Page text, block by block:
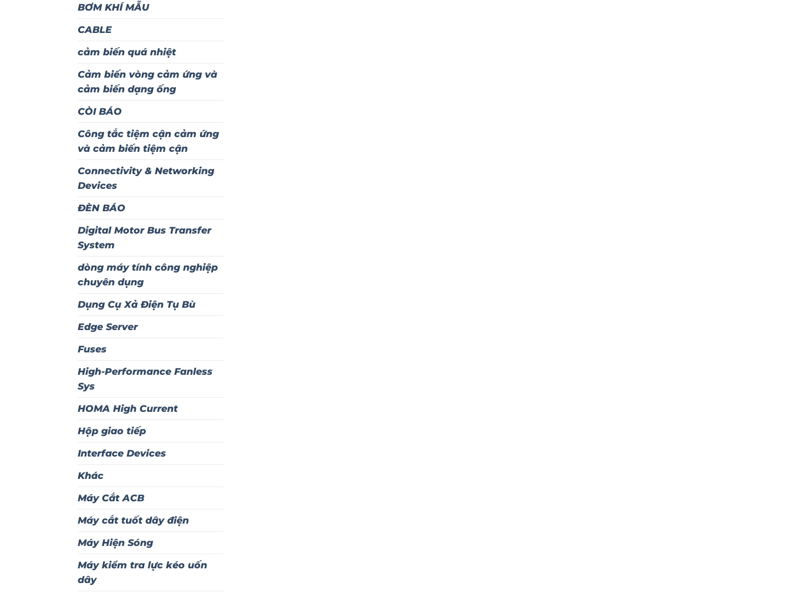
BƠM KHÍ MẪU
CABLE
cảm biến quá nhiệt
Cảm biến vòng cảm ứng và
cảm biến dạng ống
CÒI BÁO
Công tắc tiệm cận cảm ứng
và cảm biến tiệm cận
Connectivity & Networking
Devices
ĐÈN BÁO
Digital Motor Bus Transfer
System
dòng máy tính công nghiệp
chuyên dụng
Dụng Cụ Xả Điện Tụ Bù
Edge Server
Fuses
High-Performance Fanless
Sys
HOMA High Current
Hộp giao tiếp
Interface Devices
Khác
Máy Cắt ACB
Máy cắt tuốt dây điện
Máy Hiện Sóng
Máy kiểm tra lực kéo uốn
dây